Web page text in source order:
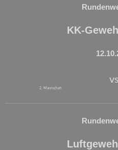
KK-
2. Mannschaft
vs